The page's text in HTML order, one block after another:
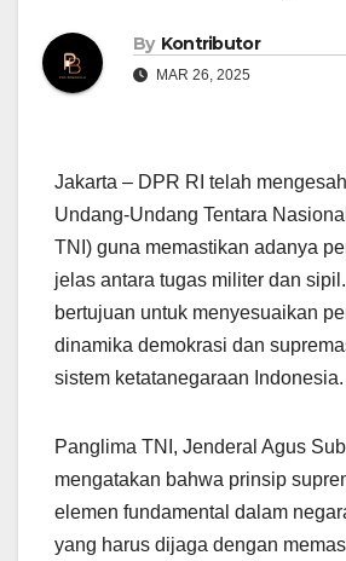
By Kontributor
MAR 26, 2025
Jakarta – DPR RI telah
Undang-Undang Tentara
TNI) guna memastikan adanya
jelas antara tugas militer dan
bertujuan untuk menyesuaikan
dinamika demokrasi dan
sistem ketatanegaraan Indonesia.
Panglima TNI, Jenderal Agus
mengatakan bahwa prinsip
elemen fundamental dalam
yang harus dijaga dengan